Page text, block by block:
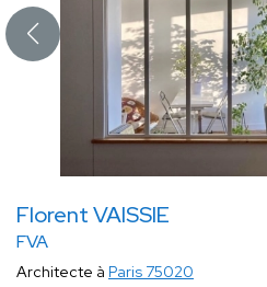
Florent VAISSIE
FVA
Architecte à Paris 75020